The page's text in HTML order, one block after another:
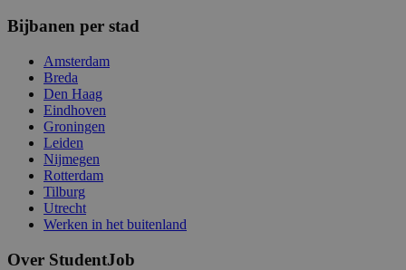
Bijbanen per stad
Amsterdam
Breda
Den Haag
Eindhoven
Groningen
Leiden
Nijmegen
Rotterdam
Tilburg
Utrecht
Werken in het buitenland
Over StudentJob